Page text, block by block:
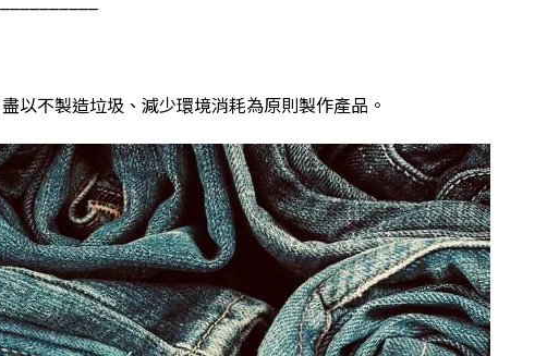
以不製造垃圾、減少環境消耗為原則製作產品。